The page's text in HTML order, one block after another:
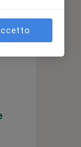
Gio,